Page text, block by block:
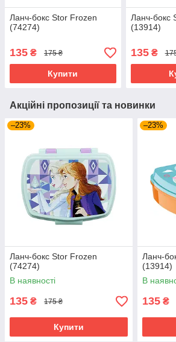
Ланч-бокс Stor Frozen
(74274)
135 ₴ 175 ₴
Купити
Ланч-бокс
(13914)
135₴
Акційні пропозиції та новинки
–23%
Ланч-бокс Stor Frozen
(74274)
В наявності
135 ₴ 175 ₴
Купити
–23%
Ланч-
(13914)
В
135 ₴